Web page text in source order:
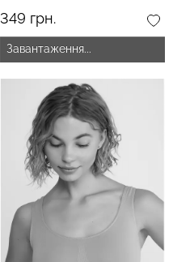
349 грн.
Завантаження...
Велосипедки з пуш-ап
ефектом безшовні
TRACKS SHAPE black
(чорний) Giulia